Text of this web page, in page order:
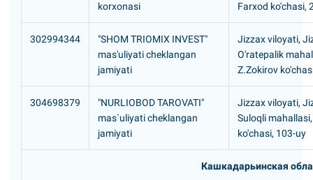
korxonasi
Farxod ko'chasi,
302994344
"SHOM TRIOMIX INVEST"
mas'uliyati cheklangan
jamiyati
Jizzax viloyati,
O'ratepalik
Z.Zokirov
304698379
"NURLIOBOD TAROVATI"
mas`uliyati cheklangan
jamiyati
Jizzax viloyati,
Suloqli
ko'chasi, 103-uy
Кашкадарьинская